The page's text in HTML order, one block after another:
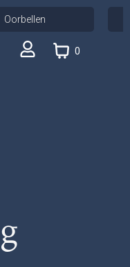
Oorbellen
0